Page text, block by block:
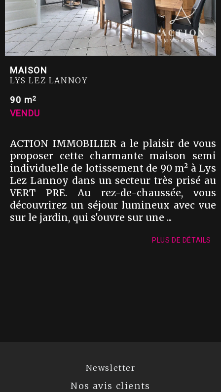
MAISON
LYS LEZ LANNOY
90 m2
VENDU
ACTION IMMOBILIER a le plaisir de vous
proposer cette charmante maison semi
individuelle de lotissement de 90 m² à Lys
Lez Lannoy dans un secteur très prisé au
VERT PRE. Au rez-de-chaussée, vous
découvrirez un séjour lumineux avec vue
sur le jardin, qui s'ouvre sur une ...
PLUS DE DÉTAILS
Newsletter
Nos avis clients